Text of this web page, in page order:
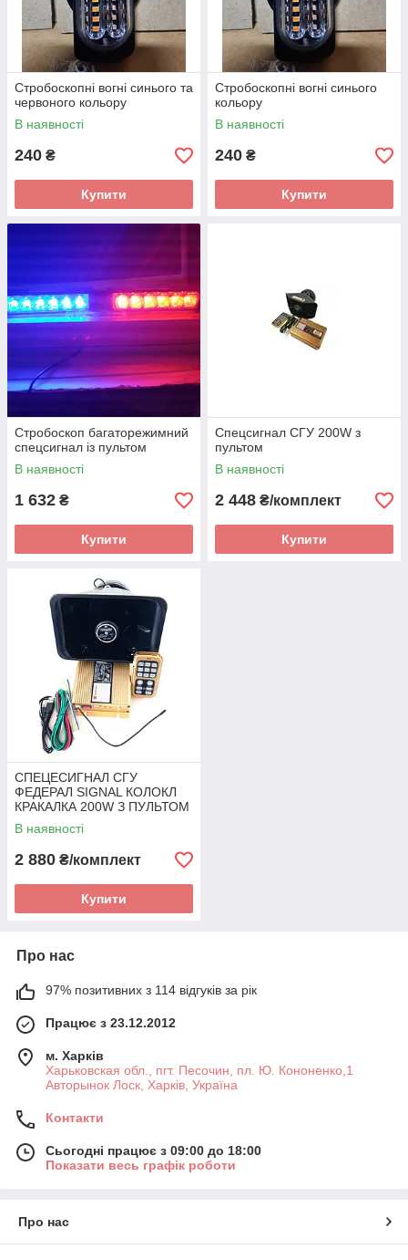
Стробоскопні вогні синього та
червоного кольору
В наявності
240 ₴
Купити
Стробоскопні вогні синього
кольору
В наявності
240 ₴
Купити
Стробоскоп багаторежимний
спецсигнал із пультом
В наявності
1 632 ₴
Купити
Спецсигнал СГУ 200W з
пультом
В наявності
2 448 ₴/комплект
Купити
СПЕЦЕСИГНАЛ СГУ
ФЕДЕРАЛ SIGNAL КОЛОКЛ
КРАКАЛКА 200W З ПУЛЬТОМ
В наявності
2 880 ₴/комплект
Купити
Про нас
97% позитивних з 114 відгуків за рік
Працює з 23.12.2012
м. Харків
Харьковская обл., пгт. Песочин, пл. Ю. Кононенко,1
Авторынок Лоск, Харків, Україна
Контакти
Сьогодні працює з 09:00 до 18:00
Показати весь графік роботи
Про нас